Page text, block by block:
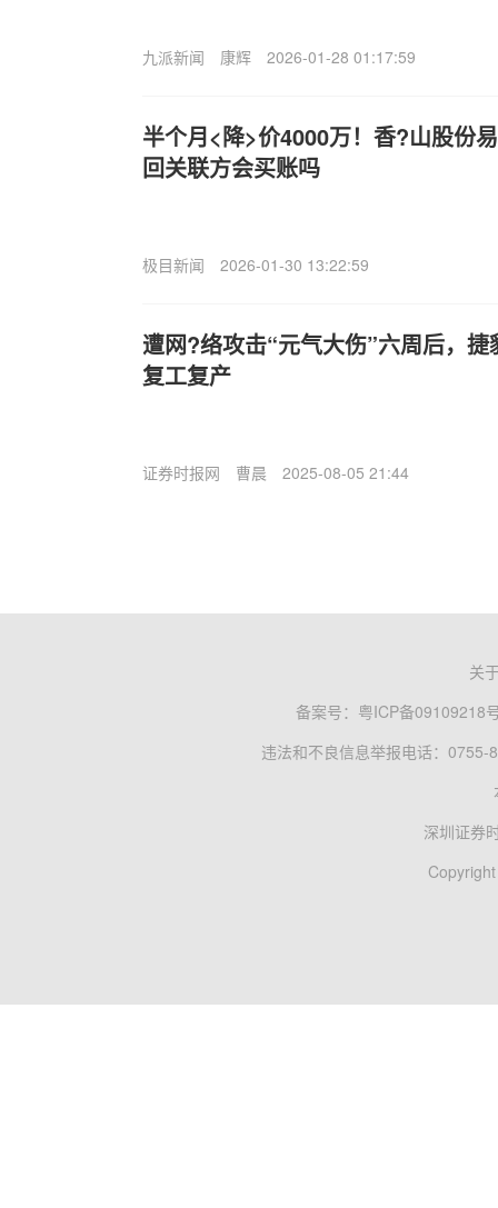
九派新闻 康辉 2026-01-28 01:17:59
半个月<降>价4000万！香?山股份
回关联方会买账吗
极目新闻 2026-01-30 13:22:59
遭网?络攻击“元气大伤”六周后，
复工复产
证券时报网 曹晨 2025-08-05 21:44
关
备案号： 粤ICP备09109218
违法和不良信息举报电话：0755-
深圳证券